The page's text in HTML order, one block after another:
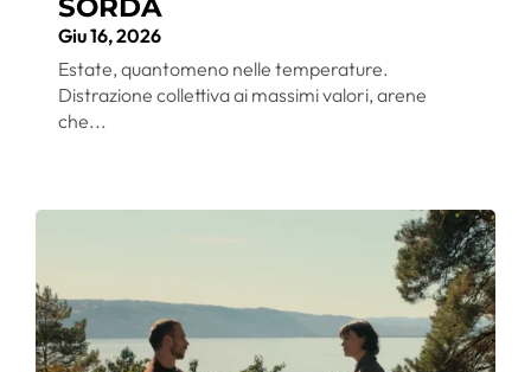
SORDA
Giu 16, 2026
Estate, quantomeno nelle temperature.
Distrazione collettiva ai massimi valori, arene
che...